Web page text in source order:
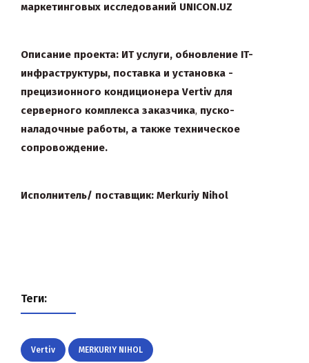
маркетинговых исследований UNICON.UZ
Описание проекта: ИТ услуги, обновление IT-
инфраструктуры, поставка и установка -
прецизионного кондиционера Vertiv для
серверного комплекса заказчика, пуско-
наладочные работы, а также техническое
сопровождение.
Исполнитель/ поставщик: Merkuriy Nihol
Теги:
Vertiv MERKURIY NIHOL